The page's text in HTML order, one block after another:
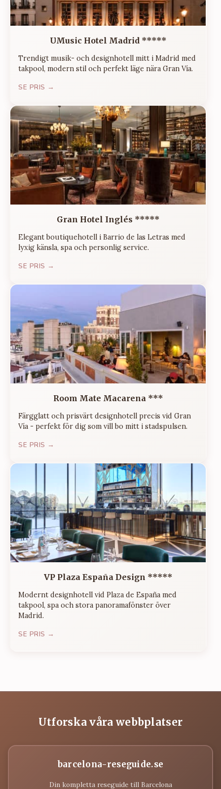
UMusic Hotel Madrid *****
Trendigt musik- och designhotell mitt i Madrid med
takpool, modern stil och perfekt läge nära Gran Vía.
SE PRIS →
Gran Hotel Inglés *****
Elegant boutiquehotell i Barrio de las Letras med
lyxig känsla, spa och personlig service.
SE PRIS →
Room Mate Macarena ***
Färgglatt och prisvärt designhotell precis vid Gran
Vía - perfekt för dig som vill bo mitt i stadspulsen.
SE PRIS →
VP Plaza España Design *****
Modernt designhotell vid Plaza de España med
takpool, spa och stora panoramafönster över
Madrid.
SE PRIS →
Utforska våra webbplatser
barcelona-reseguide.se
Din kompletta reseguide till Barcelona